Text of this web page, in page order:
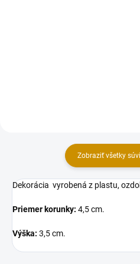
Zobraziť všetky
Dekorácia vyrobená z plastu,
Priemer korunky: 4,5 cm.
Výška: 3,5 cm.